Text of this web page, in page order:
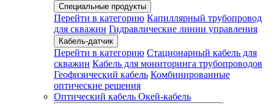
Специальные продукты
Перейти в категорию Капиллярный трубопровод
для скважин Гидравлические линии управления
Кабель-датчик
Перейти в категорию Стационарный кабель для
скважин Кабель для мониторинга трубопроводов
Геофизический кабель Комбинированные
оптические решения
Оптический кабель Окей-кабель